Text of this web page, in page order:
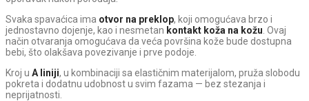
Svaka spavaćica ima otvor na preklop, koji omogućava brzo i
jednostavno dojenje, kao i nesmetan kontakt koža na kožu . Ovaj
način otvaranja omogućava da veća površina kože bude dostupna
bebi, što olakšava povezivanje i prve podoje.
Kroj u A liniji, u kombinaciji sa elastičnim materijalom, pruža slobodu
pokreta i dodatnu udobnost u svim fazama — bez stezanja i
neprijatnosti.